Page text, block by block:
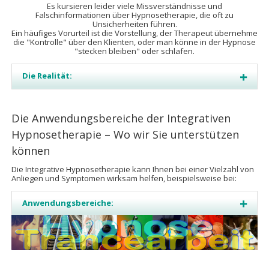
Es kursieren leider viele Missverständnisse und
Falschinformationen über Hypnosetherapie, die oft zu
Unsicherheiten führen.
Ein häufiges Vorurteil ist die Vorstellung, der Therapeut übernehme
die "Kontrolle" über den Klienten, oder man könne in der Hypnose
"stecken bleiben" oder schlafen.
Die Realität:
Die Anwendungsbereiche der Integrativen
Hypnosetherapie – Wo wir Sie unterstützen
können
Die Integrative Hypnosetherapie kann Ihnen bei einer Vielzahl von
Anliegen und Symptomen wirksam helfen, beispielsweise bei:
Anwendungsbereiche: